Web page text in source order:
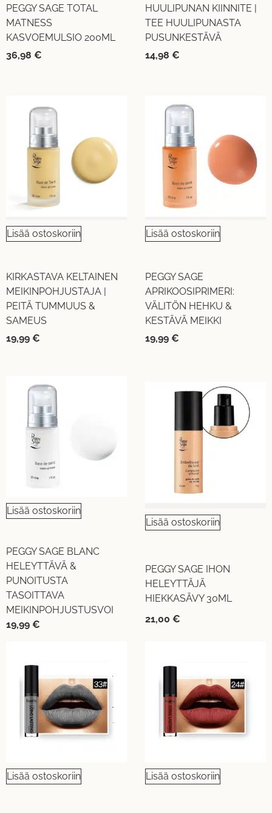
PEGGY SAGE TOTAL
MATNESS
KASVOEMULSIO 200ML
36,98 €
HUULIPUNAN KIINNITE |
TEE HUULIPUNASTA
PUSUNKESTÄVÄ
14,98 €
Lisää ostoskoriin
KIRKASTAVA KELTAINEN
MEIKINPOHJUSTAJA |
PEITÄ TUMMUUS &
SAMEUS
19,99 €
Lisää ostoskoriin
PEGGY SAGE
APRIKOOSIPRIMERI:
VÄLITÖN HEHKU &
KESTÄVÄ MEIKKI
19,99 €
Lisää ostoskoriin
PEGGY SAGE BLANC
HELEYTTÄVÄ &
PUNOITUSTA
TASOITTAVA
MEIKINPOHJUSTUSVOI
19,99 €
Lisää ostoskoriin
PEGGY SAGE IHON
HELEYTTÄJÄ
HIEKKASÄVY 30ML
21,00 €
Lisää ostoskoriin Lisää ostoskoriin